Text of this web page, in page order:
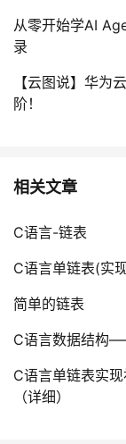
从零开始学AI
录
【云图说】华为
阶！
相关文章
C语言-链表
C语言单链表(实
简单的链表
C语言数据结构
C语言单链表实
（详细）